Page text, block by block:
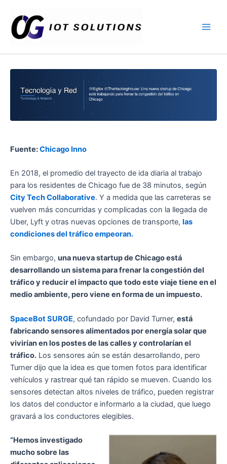
contenido
Fuente:Chicago Inno
En 2018, el promedio del trayecto de ida diaria al trabajo
para los residentes de Chicago fue de 38 minutos, según
City Tech Collaborative. Y a medida que las carreteras se
vuelven más concurridas y complicadas con la llegada de
Uber, Lyft y otras nuevas opciones de transporte, las
condiciones del tráfico empeoran.
Sin embargo, una nueva startup de Chicago está
desarrollando un sistema para frenar la congestión del
tráfico y reducir el impacto que todo este viaje tiene en el
medio ambiente, pero viene en forma de un impuesto.
SpaceBot SURGE, cofundado por David Turner, está
fabricando sensores alimentados por energía solar que
vivirían en los postes de las calles y controlarían el
tráfico. Los sensores aún se están desarrollando, pero
Turner dijo que la idea es que tomen fotos para identificar
vehículos y rastrear qué tan rápido se mueven. Cuando los
sensores detectan altos niveles de tráfico, pueden registrar
los datos del conductor e informarlo a la ciudad, que luego
gravará a los conductores elegibles.
“Hemos investigado
mucho sobre las